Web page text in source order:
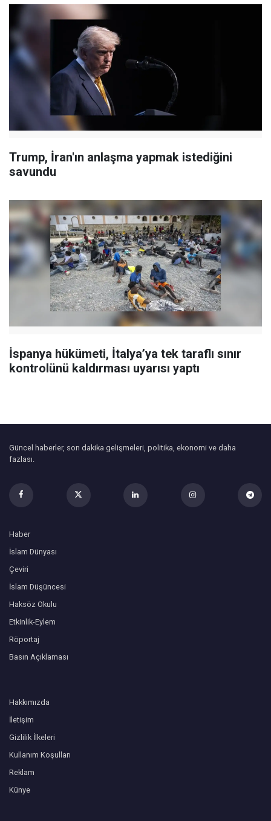
Trump, İran'ın anlaşma yapmak istediğini
savundu
İspanya hükümeti, İtalya’ya tek taraflı sınır
kontrolünü kaldırması uyarısı yaptı
Güncel haberler, son dakika gelişmeleri, politika, ekonomi ve daha
fazlası.
Haber
İslam Dünyası
Çeviri
İslam Düşüncesi
Haksöz Okulu
Etkinlik-Eylem
Röportaj
Basın Açıklaması
Hakkımızda
İletişim
Gizlilik İlkeleri
Kullanım Koşulları
Reklam
Künye